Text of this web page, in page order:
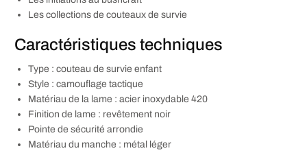
Les collections de couteaux de survie
Caractéristiques techniques
Type : couteau de survie enfant
Style : camouflage tactique
Matériau de la lame : acier inoxydable 420
Finition de lame : revêtement noir
Pointe de sécurité arrondie
Matériau du manche : métal léger